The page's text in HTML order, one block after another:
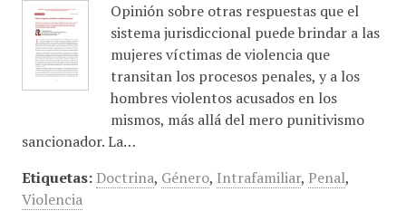
Opinión sobre otras respuestas que el
sistema jurisdiccional puede brindar a las
mujeres víctimas de violencia que
transitan los procesos penales, y a los
hombres violentos acusados en los
mismos, más allá del mero punitivismo
sancionador. La…
Etiquetas: Doctrina, Género, Intrafamiliar, Penal,
Violencia